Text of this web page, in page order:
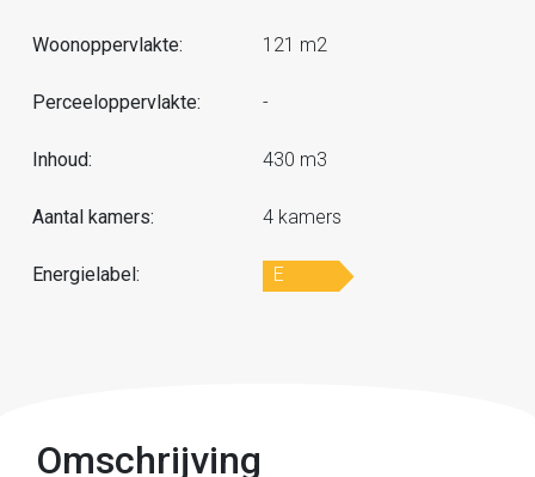
Woonoppervlakte: 121 m2
Perceeloppervlakte: -
Inhoud: 430 m3
Aantal kamers: 4 kamers
Energielabel: E
Omschrijving